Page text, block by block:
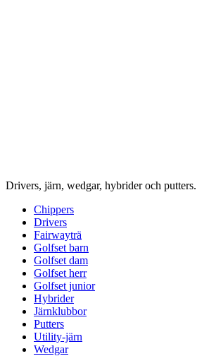
Drivers, järn, wedgar, hybrider och putters.
Chippers
Drivers
Fairwayträ
Golfset barn
Golfset dam
Golfset herr
Golfset junior
Hybrider
Järnklubbor
Putters
Utility-järn
Wedgar